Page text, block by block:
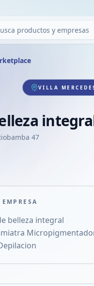
VILLA
47
X
belleza integral